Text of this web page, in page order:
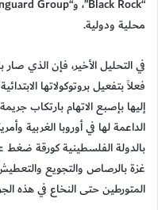
محلية ودولية.
في التحليل الأخير، فإن الذي
فعلاً بتفعيل بروتوكولاتها
إليها بإصبع الاتهام بارتكاب
الداعمة لها في أوروبا الغربية
بالدولة الفلسطينية كورقة
غزة بالرصاص والتجويع
المتورطين حتى النخاع في هذه